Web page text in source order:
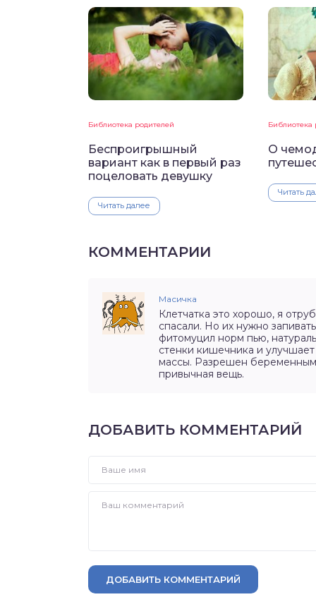
Библиотека родителей
Беспроигрышный
вариант как в первый раз
поцеловать девушку
Читать далее
Библиотека
О
Читать
КОММЕНТАРИИ
Масичка
Клетчатка это хорошо, я
спасали. Но их нужно
фитомуцил норм пью,
стенки кишечника и
массы. Разрешен
привычная вещь.
ДОБАВИТЬ КОММЕНТАРИЙ
ДОБАВИТЬ КОММЕНТАРИЙ